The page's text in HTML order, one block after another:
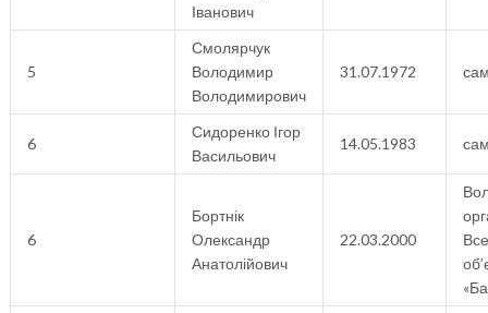
Іванович
5
Смолярчук
Володимир
Володимирович
31.07.1972
6
Сидоренко Ігор
Васильович
14.05.1983
6
Бортнік
Олександр
Анатолійович
22.03.2000